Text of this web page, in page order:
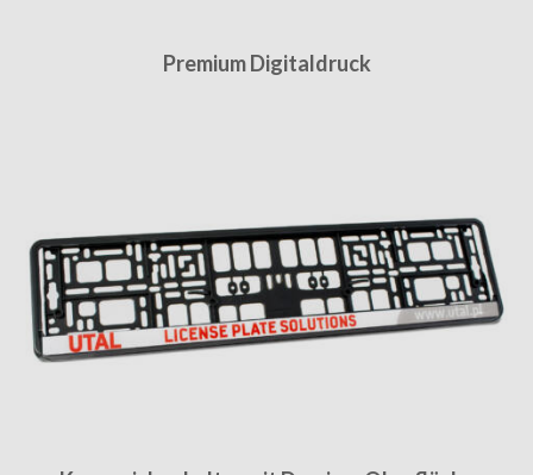
Premium Digitaldruck